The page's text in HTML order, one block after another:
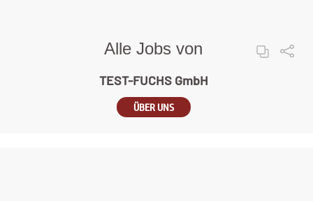
Alle Jobs von
TEST-FUCHS GmbH
ÜBER UNS